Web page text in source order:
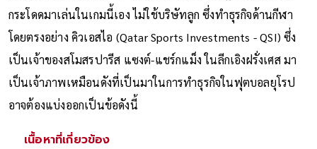
กระโดดมาเล่นในเกมนี้เอง ไม่ใช้บริษัทลูก ซึ่งทำธุรกิจด้านกีฬา
โดยตรงอย่าง คิวเอสไอ (Qatar Sports Investments - QSI) ซึ่ง
เป็นเจ้าของสโมสรปารีส แซงต์-แชร์กแม็ง ในลีกเอิงฝรั่งเศส มา
เป็นเจ้าภาพเหมือนดังที่เป็นมาในการทำธุรกิจในฟุตบอลยุโรป
อาจต้องแบ่งออกเป็นข้อดังนี้
เนื้อหาที่เกี่ยวข้อง